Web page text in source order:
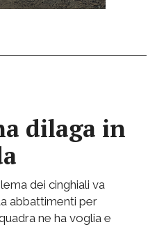
dilaga in
dei cinghiali va
abbattimenti per
ne ha voglia e